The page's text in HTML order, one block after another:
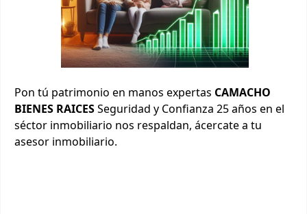
Pon tú patrimonio en manos expertas CAMACHO
BIENES RAICESSeguridad y Confianza 25 años en el
séctor inmobiliario nos respaldan, ácercate a tu
asesor inmobiliario.